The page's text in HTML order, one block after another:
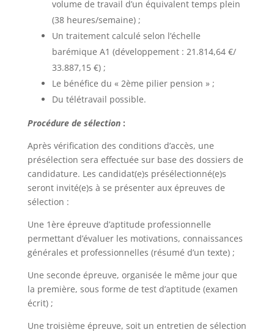
volume de travail d’un équivalent temps plein
(38 heures/semaine) ;
Un traitement calculé selon l’échelle
barémique A1 (développement : 21.814,64 €/
33.887,15 €) ;
Le bénéfice du « 2ème pilier pension » ;
Du télétravail possible.
Procédure de sélection :
Après vérification des conditions d’accès, une
présélection sera effectuée sur base des dossiers de
candidature. Les candidat(e)s présélectionné(e)s
seront invité(e)s à se présenter aux épreuves de
sélection :
Une 1ère épreuve d’aptitude professionnelle
permettant d’évaluer les motivations, connaissances
générales et professionnelles (résumé d’un texte) ;
Une seconde épreuve, organisée le même jour que
la première, sous forme de test d’aptitude (examen
écrit) ;
Une troisième épreuve, soit un entretien de sélection